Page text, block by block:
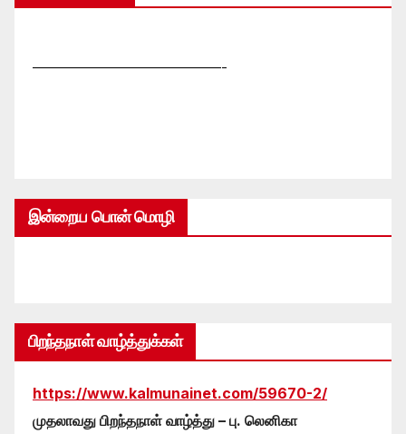
—————————————-
இன்றைய பொன் மொழி
பிறந்தநாள் வாழ்த்துக்கள்
https://www.kalmunainet.com/59670-2/
முதலாவது பிறந்தநாள் வாழ்த்து – பு. லெனிகா